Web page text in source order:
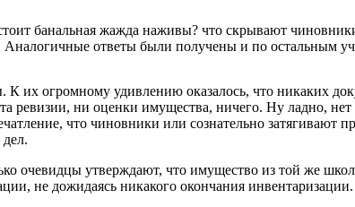
Аналогичные ответы были получены и по остальным
огромному удивлению оказалось, что никаких
ни оценки имущества, ничего. Ну ладно, нет
что чиновники или сознательно
очевидцы утверждают, что имущество из той же
не дожидаясь никакого окончания инвентаризации.